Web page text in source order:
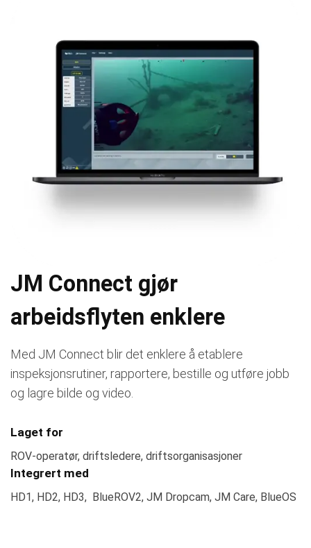
JM Connect gjør
arbeidsflyten enklere
Med JM Connect blir det enklere å etablere
inspeksjonsrutiner, rapportere, bestille og utføre jobb
og lagre bilde og video.
Laget for
ROV-operatør, driftsledere, driftsorganisasjoner
Integrert med
HD1, HD2, HD3, BlueROV2, JM Dropcam, JM Care, BlueOS